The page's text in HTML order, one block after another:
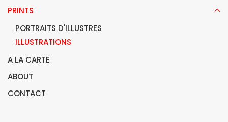
PRINTS
PORTRAITS D'ILLUSTRES
ILLUSTRATIONS
A LA CARTE
ABOUT
CONTACT